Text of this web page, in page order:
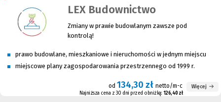
LEX Budownictwo
Zmiany w prawie budowlanym zawsze pod
kontrolą!
prawo budowlane, mieszkaniowe i nieruchomości w jednym miejscu
miejscowe plany zagospodarowania przestrzennego od 1999 r.
od 134,30 zł netto/m-c
Najniższa cena z 30 dni przed obniżką: 126,40 zł
Więcej